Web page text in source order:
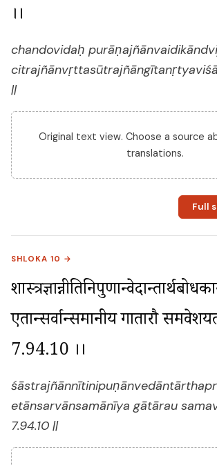
।।
chandovidaḥ
||
Original text view. Choose a source
translations.
Full
SHLOKA 10 →
एतान्सर्वान्समानीय गातारौ
7.94.10 ।।
etānsarvānsamānīya gātārau
7.94.10 ||